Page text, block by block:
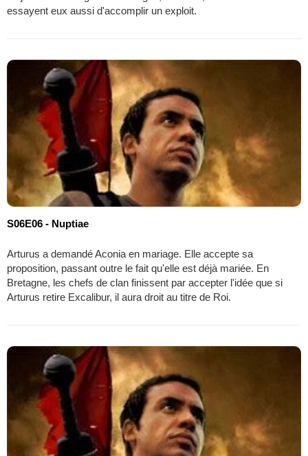
essayent eux aussi d'accomplir un exploit.
S06E06 - Nuptiae
Arturus a demandé Aconia en mariage. Elle accepte sa
proposition, passant outre le fait qu'elle est déjà mariée. En
Bretagne, les chefs de clan finissent par accepter l'idée que si
Arturus retire Excalibur, il aura droit au titre de Roi.